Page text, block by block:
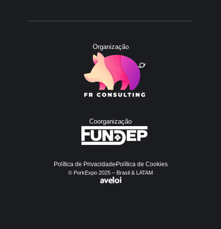
Organização
Coorganização
Política de PrivacidadePolítica de Cookies
© PorkExpo 2025 – Brasil & LATAM